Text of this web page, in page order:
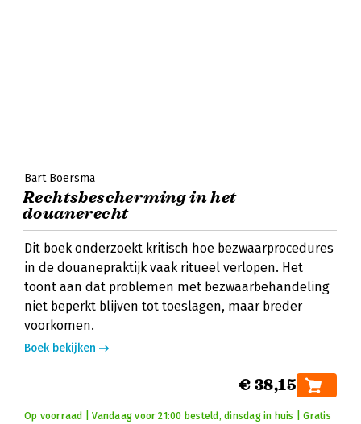
Bart Boersma
Rechtsbescherming in het
douanerecht
Dit boek onderzoekt kritisch hoe bezwaarprocedures
in de douanepraktijk vaak ritueel verlopen. Het
toont aan dat problemen met bezwaarbehandeling
niet beperkt blijven tot toeslagen, maar breder
voorkomen.
Boek bekijken
€ 38,15
Op voorraad | Vandaag voor 21:00 besteld, dinsdag in huis | Gratis